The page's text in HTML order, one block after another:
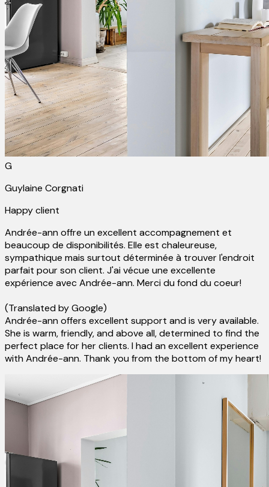
G
Guylaine Corgnati
Happy client
Andrée-ann offre un excellent accompagnement et
beaucoup de disponibilités. Elle est chaleureuse,
sympathique mais surtout déterminée à trouver l'endroit
parfait pour son client. J'ai vécue une excellente
expérience avec Andrée-ann. Merci du fond du coeur!
(Translated by Google)
Andrée-ann offers excellent support and is very available.
She is warm, friendly, and above all, determined to find the
perfect place for her clients. I had an excellent experience
with Andrée-ann. Thank you from the bottom of my heart!